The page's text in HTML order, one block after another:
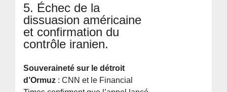
5. Échec de la
dissuasion américaine
et confirmation du
contrôle iranien.
Souveraineté sur le détroit
d’Ormuz : CNN et le Financial